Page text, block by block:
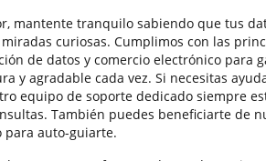
mantente tranquilo sabiendo que tus
curiosas. Cumplimos con las
de datos y comercio electrónico para
y agradable cada vez. Si necesitas
equipo de soporte dedicado siempre
También puedes beneficiarte de
para auto-guiarte.